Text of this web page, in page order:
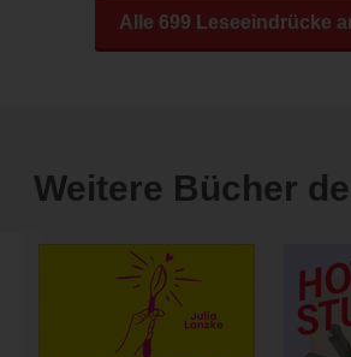
Alle 699 Leseeindrücke
Weitere Bücher